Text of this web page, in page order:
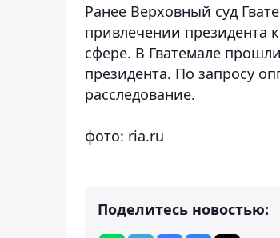
Ранее Верховный суд
привлечении президента
сфере. В Гватемале
президента. По запросу
расследование.
фото: ria.ru
Поделитесь новостью: